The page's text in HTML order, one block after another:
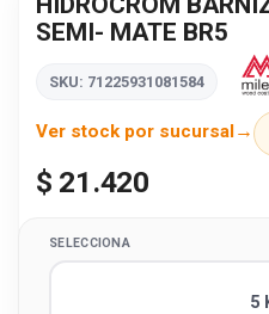
SEMI- MATE BR5
SKU: 71225931081584
Ver stock por sucursal
$ 21.420
SELECCIONA
5